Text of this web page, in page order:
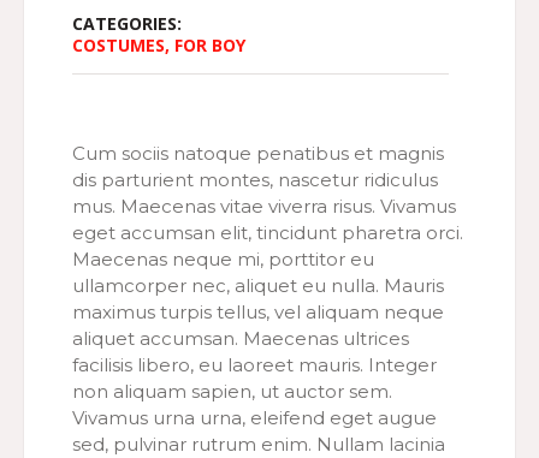
CATEGORIES:
COSTUMES, FOR BOY
Cum sociis natoque penatibus et magnis
dis parturient montes, nascetur ridiculus
mus. Maecenas vitae viverra risus. Vivamus
eget accumsan elit, tincidunt pharetra orci.
Maecenas neque mi, porttitor eu
ullamcorper nec, aliquet eu nulla. Mauris
maximus turpis tellus, vel aliquam neque
aliquet accumsan. Maecenas ultrices
facilisis libero, eu laoreet mauris. Integer
non aliquam sapien, ut auctor sem.
Vivamus urna urna, eleifend eget augue
sed, pulvinar rutrum enim. Nullam lacinia